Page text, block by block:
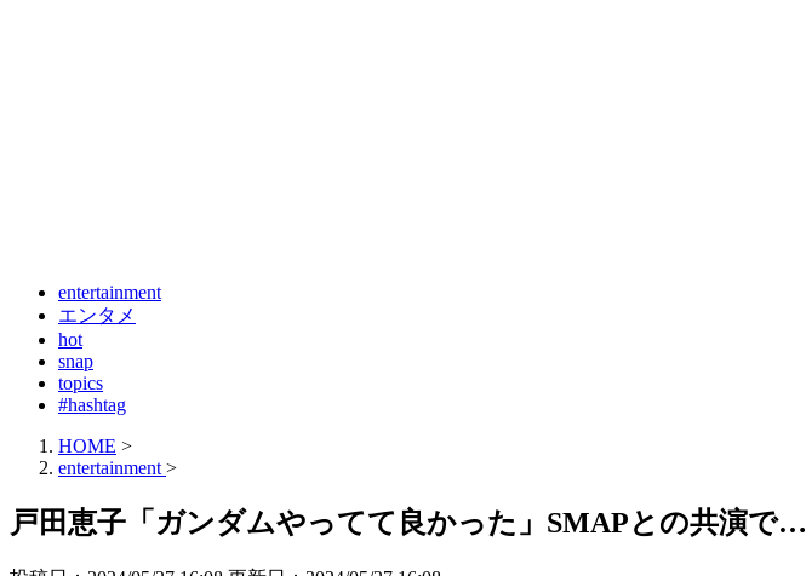
entertainment
エンタメ
hot
snap
topics
#hashtag
HOME >
entertainment >
戸田恵子「ガンダムやってて良かった」SMAPとの共演で…